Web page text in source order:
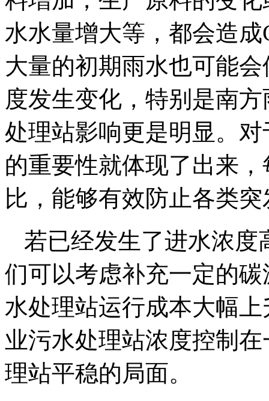
水水量增大等，都会造
大量的初期雨水也可能
度发生变化，特别是南
处理站影响更是明显。
的重要性就体现了出来
比，能够有效防止各类
若已经发生了进水浓度
们可以考虑补充一定的
水处理站运行成本大幅
业污水处理站浓度控制
理站平稳的局面。